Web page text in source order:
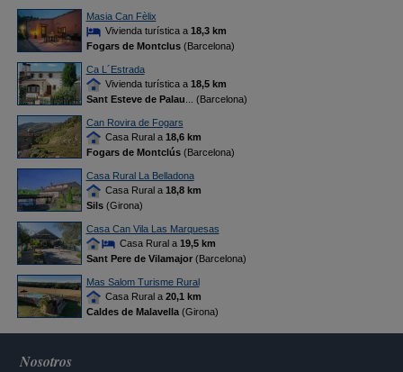
Masia Can Fèlix
Vivienda turística a 18,3 km
Fogars de Montclus(Barcelona)
Ca L´Estrada
Vivienda turística a 18,5 km
Sant Esteve de Palau ... (Barcelona)
Can Rovira de Fogars
Casa Rural a 18,6 km
Fogars de Montclús(Barcelona)
Casa Rural La Belladona
Casa Rural a 18,8 km
Sils(Girona)
Casa Can Vila Las Marquesas
Casa Rural a 19,5 km
Sant Pere de Vilamajor(Barcelona)
Mas Salom Turisme Rural
Casa Rural a 20,1 km
Caldes de Malavella(Girona)
Nosotros